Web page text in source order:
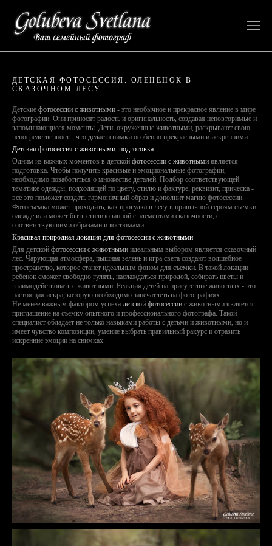
ДЕТСКАЯ ФОТОСЕССИЯ. ОЛЕНЕНОК В
СКАЗОЧНОМ ЛЕСУ
Детские фотосессии с животными - это необычное и прекрасное явление в мире
фотографии. Они приносят радость и оригинальность, создавая неповторимые и
запоминающиеся моменты. Дети, окруженные животными, раскрывают свою
непосредственность, что делает снимки особенно прекрасными и искренними.
Детская фотосессия с животными: подготовка
Одним из важных моментов в детской фотосессии с животными является
подготовка. Чтобы получить красивые и эмоциональные фотографии,
необходимо позаботиться о множестве деталей. Подбор соответствующей
тематике одежды, подходящей по цвету, стилю и фактуре, реквизит, прическа -
все это поможет создать гармоничный образ и дополнит магию фотосессии.
Фотосъемка может проходить, как прогулка в лесу в привычной героям съемки
одежде или может быть стилизованной с элементами сказочности, с
соответствующими образами и костюмами.
Красивая природная локация для фотосессии с животными
Для детской фотосессии с животными идеальным выбором является сказочный
лес. Чарующая атмосфера, пышная зелень и игра света создают волшебное
пространство, которое станет идеальным фоном для съемки. В такой локации
ребенок сможет свободно гулять, наслаждаться природой, собирать цветы и
взаимодействовать с животными. Реакция детей на присутствие животных - это
настоящая искра, которую необходимо запечатлеть на фотографиях.
Не менее важным фактором успеха детской фотосессии с животными является
приглашение на съемку опытного и профессионального фотографа. Такой
специалист обладает не только навыками работы с детьми и животными, но и
имеет чувство композиции, умение выбрать правильный ракурс и отразить
искренние эмоции на снимках.